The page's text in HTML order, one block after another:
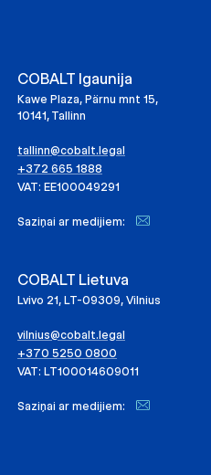
COBALT Igaunija
Kawe Plaza, Pärnu mnt 15,
10141, Tallinn
tallinn@cobalt.legal
+372 665 1888
VAT: EE100049291
Saziņai ar medijiem:
COBALT Lietuva
Lvivo 21, LT-09309, Vilnius
vilnius@cobalt.legal
+370 5250 0800
VAT: LT100014609011
Saziņai ar medijiem: